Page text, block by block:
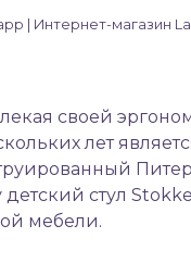
| Интернет-магазин
своей
лет
стул
мебели.